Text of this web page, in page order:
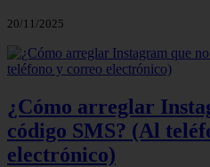
20/11/2025
¿Cómo arreglar
código SMS? (Al
electrónico)